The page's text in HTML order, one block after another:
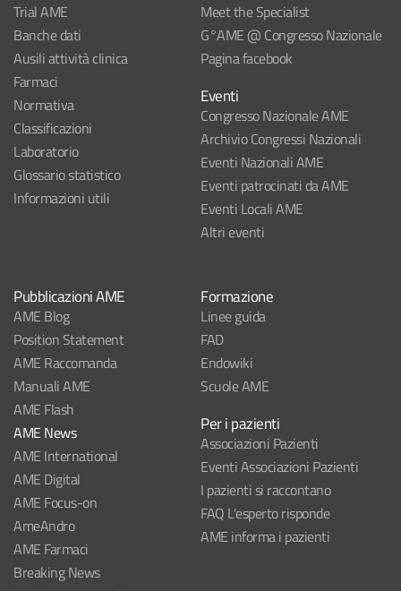
Trial AME
Banche dati
Ausili attività clinica
Farmaci
Normativa
Classificazioni
Laboratorio
Glossario statistico
Informazioni utili
Meet the Specialist
G°AME @ Congresso Nazionale
Pagina facebook
Eventi
Congresso Nazionale AME
Archivio Congressi Nazionali
Eventi Nazionali AME
Eventi patrocinati da AME
Eventi Locali AME
Altri eventi
Pubblicazioni AME
AME Blog
Position Statement
AME Raccomanda
Manuali AME
AME Flash
AME News
AME International
AME Digital
AME Focus-on
AmeAndro
AME Farmaci
Breaking News
Formazione
Linee guida
FAD
Endowiki
Scuole AME
Per i pazienti
Associazioni Pazienti
Eventi Associazioni Pazienti
I pazienti si raccontano
FAQ L'esperto risponde
AME informa i pazienti